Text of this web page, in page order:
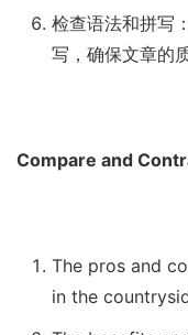
检查语法和拼写
写，确保文章的质
Compare and
The pros and
in the